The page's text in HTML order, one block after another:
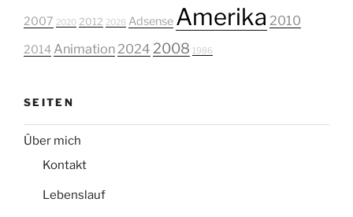
2007 2020 2012 2028 Adsense Amerika 2010
2014 Animation 2024 2008 1986
SEITEN
Über mich
Kontakt
Lebenslauf